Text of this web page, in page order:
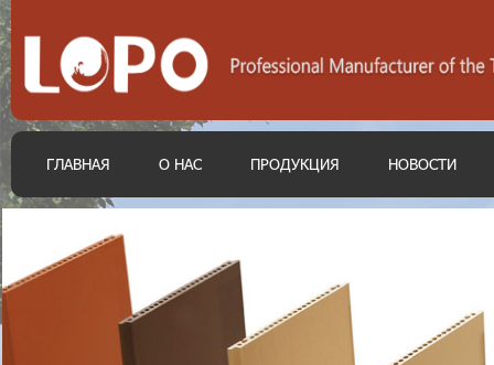
ГЛАВНАЯ О НАС ПРОДУКЦИЯ НОВОСТИ